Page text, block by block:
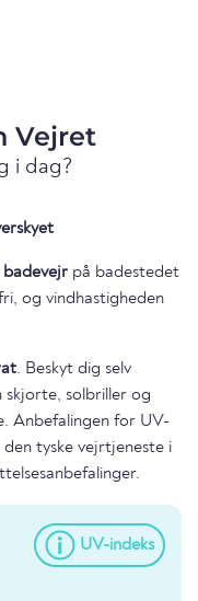
Vejret
i dag?
på badestedet
og vindhastigheden
. Beskyt dig selv
solbriller og
Anbefalingen for UV-
tyske vejrtjeneste i
UV-indeks